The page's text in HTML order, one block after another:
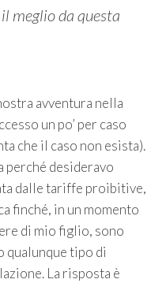
meglio da questa
avventura nella
un po’ per caso
che il caso non esista).
perché desideravo
dalle tariffe proibitive,
finché, in un momento
di mio figlio, sono
qualunque tipo di
La risposta è